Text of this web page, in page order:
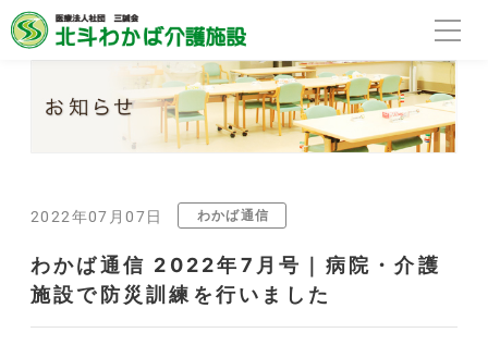
2022年07月07日 わかば通信
わかば通信 2022年7月号｜病院・介護
施設で防災訓練を行いました